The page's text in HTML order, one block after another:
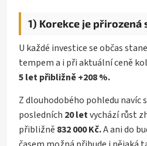
1) Korekce je
U každé investice se občas
tempem a i při aktuální ceně
5 let přibližně +208 %.
Z dlouhodobého pohledu
posledních 20 letvychází růst
přibližně 832 000 Kč.A ani do